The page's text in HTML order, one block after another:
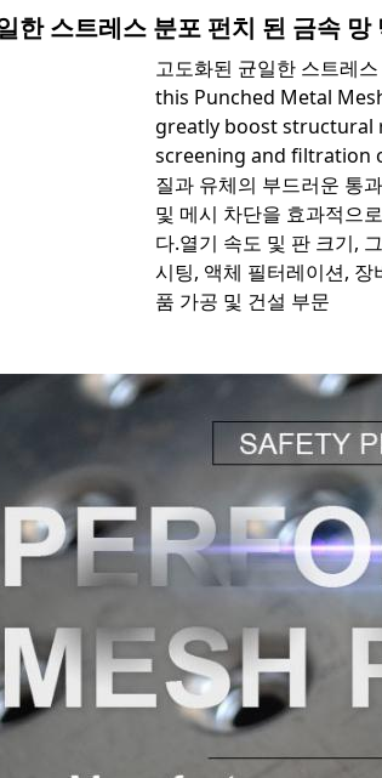
한 스트레스 분포 펀치 된 금속 망
고도화된 균일한 스트레
this Punched Metal
greatly boost
screening and filtration
질과 유체의 부드러운 통
및 메시 차단을 효과적으
다.열기 속도 및 판 크기,
시팅, 액체 필터레이션,
품 가공 및 건설 부문